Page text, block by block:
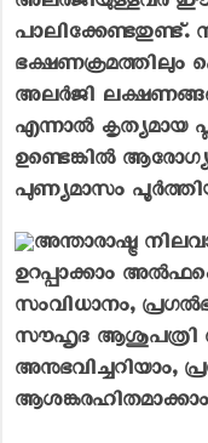
പാലിക്കേണ്ടതുണ്ട്.
ഭക്ഷണക്രമത്തിലും
അലർജി ലക്ഷണങ്ങളെ
എന്നാൽ കൃത്യമായ
ഉണ്ടെങ്കിൽ
പുണ്യമാസം